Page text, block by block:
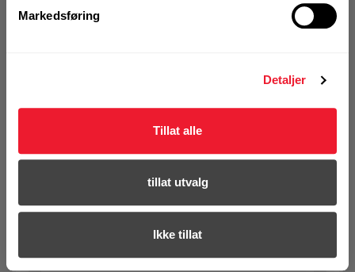
Markedsføring
Detaljer
Tillat alle
tillat utvalg
Ikke tillat
Innstøpningsskinne HAC-30
68/1550 F
Art.nr. 72025328